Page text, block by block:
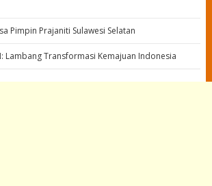
Pimpin Prajaniti Sulawesi Selatan
Lambang Transformasi Kemajuan Indonesia